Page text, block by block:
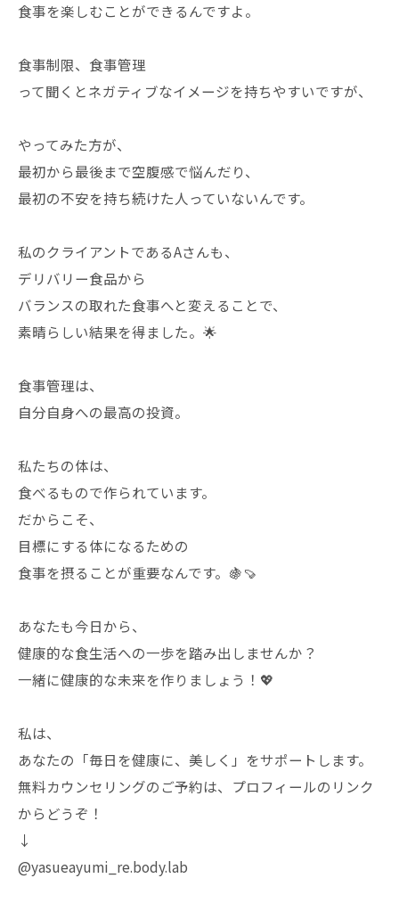
食事を楽しむことができるんですよ。
食事制限、食事管理
って聞くとネガティブなイメージを持ちやすいですが、
やってみた方が、
最初から最後まで空腹感で悩んだり、
最初の不安を持ち続けた人っていないんです。
私のクライアントであるAさんも、
デリバリー食品から
バランスの取れた食事へと変えることで、
素晴らしい結果を得ました。🌟
食事管理は、
自分自身への最高の投資。
私たちの体は、
食べるもので作られています。
だからこそ、
目標にする体になるための
食事を摂ることが重要なんです。🍇🍠
あなたも今日から、
健康的な食生活への一歩を踏み出しませんか？
一緒に健康的な未来を作りましょう！💖
私は、
あなたの「毎日を健康に、美しく」をサポートします。
無料カウンセリングのご予約は、プロフィールのリンク
からどうぞ！
↓
@yasueayumi_re.body.lab